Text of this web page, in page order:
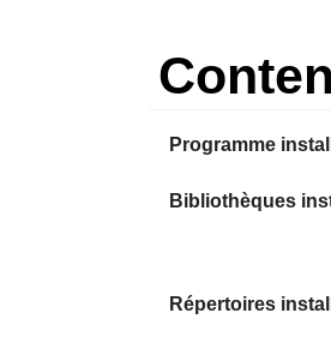
Programme
Bibliothèques
Répertoires